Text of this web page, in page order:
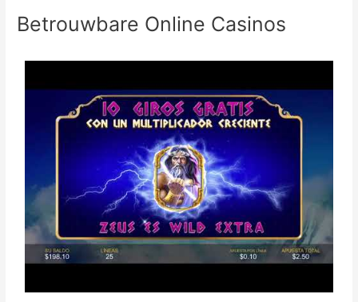
Betrouwbare Online Casinos